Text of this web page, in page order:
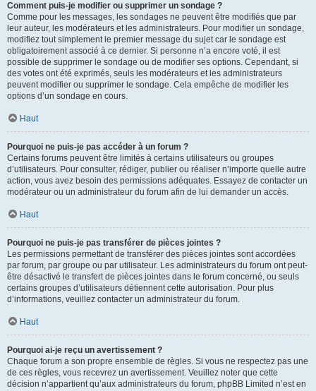
Comment puis-je modifier ou supprimer un sondage ?
Comme pour les messages, les sondages ne peuvent être modifiés que par
leur auteur, les modérateurs et les administrateurs. Pour modifier un sondage,
modifiez tout simplement le premier message du sujet car le sondage est
obligatoirement associé à ce dernier. Si personne n’a encore voté, il est
possible de supprimer le sondage ou de modifier ses options. Cependant, si
des votes ont été exprimés, seuls les modérateurs et les administrateurs
peuvent modifier ou supprimer le sondage. Cela empêche de modifier les
options d’un sondage en cours.
Haut
Pourquoi ne puis-je pas accéder à un forum ?
Certains forums peuvent être limités à certains utilisateurs ou groupes
d’utilisateurs. Pour consulter, rédiger, publier ou réaliser n’importe quelle autre
action, vous avez besoin des permissions adéquates. Essayez de contacter un
modérateur ou un administrateur du forum afin de lui demander un accès.
Haut
Pourquoi ne puis-je pas transférer de pièces jointes ?
Les permissions permettant de transférer des pièces jointes sont accordées
par forum, par groupe ou par utilisateur. Les administrateurs du forum ont peut-
être désactivé le transfert de pièces jointes dans le forum concerné, ou seuls
certains groupes d’utilisateurs détiennent cette autorisation. Pour plus
d’informations, veuillez contacter un administrateur du forum.
Haut
Pourquoi ai-je reçu un avertissement ?
Chaque forum a son propre ensemble de règles. Si vous ne respectez pas une
de ces règles, vous recevrez un avertissement. Veuillez noter que cette
décision n’appartient qu’aux administrateurs du forum, phpBB Limited n’est en